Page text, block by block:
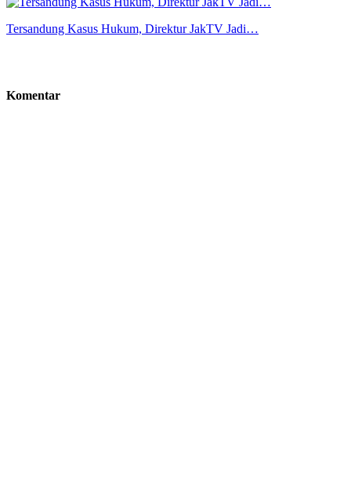
Tersandung Kasus Hukum, Direktur JakTV Jadi…
Komentar